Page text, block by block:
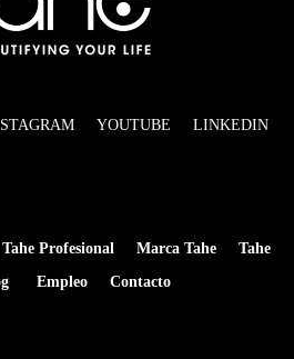
YOUTUBE LINKEDIN
Tahe Profesional Marca Tahe
Tahe
Empleo Contacto